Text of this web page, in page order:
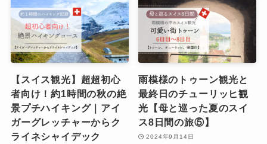
【スイス観光】超超初心
者向け！約1時間の秋の絶
景プチハイキング｜アイ
ガーグレッチャーからク
ライネシャイデック
雨模様のトゥーン観光と
最終日のチューリッヒ観
光【母と巡った夏のスイ
ス8日間の旅⑤】
2024年9月14日